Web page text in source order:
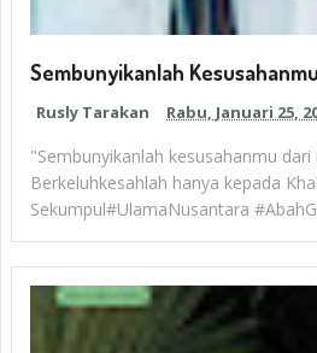
Sembunyikanlah
Rusly Tarakan Rabu, Januari 25,
"Sembunyikanlah kesusahanmu
Berkeluhkesahlah hanya kepada
Sekumpul#UlamaNusantara